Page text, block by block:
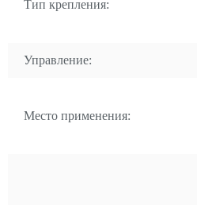
Тип крепления:
Управление:
Место применения: